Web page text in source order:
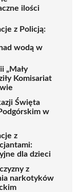
ilości
z Policją:
wodą w
„Mały
Komisariat
Święta
w
z
dla dzieci
z
narkotyków